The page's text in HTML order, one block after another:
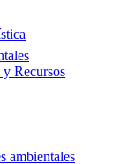
Recursos
ambientales